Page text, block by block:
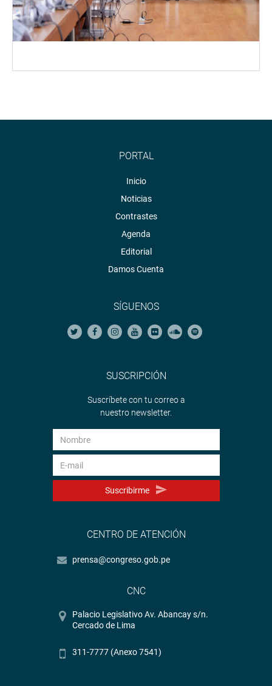
PORTAL
Inicio
Noticias
Contrastes
Agenda
Editorial
Damos Cuenta
SÍGUENOS
SUSCRIPCIÓN
Suscríbete con tu correo a
nuestro newsletter.
Suscribirme
CENTRO DE ATENCIÓN
prensa@congreso.gob.pe
CNC
Palacio Legislativo Av. Abancay s/n.
Cercado de Lima
311-7777 (Anexo 7541)